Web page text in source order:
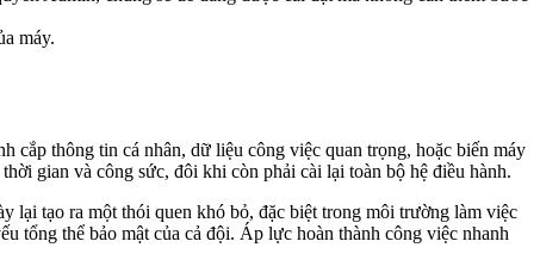
máy.
cắp thông tin cá nhân, dữ liệu công việc quan trọng, hoặc biến máy
gian và công sức, đôi khi còn phải cài lại toàn bộ hệ điều hành.
lại tạo ra một thói quen khó bỏ, đặc biệt trong môi trường làm việc
tổng thể bảo mật của cả đội. Áp lực hoàn thành công việc nhanh